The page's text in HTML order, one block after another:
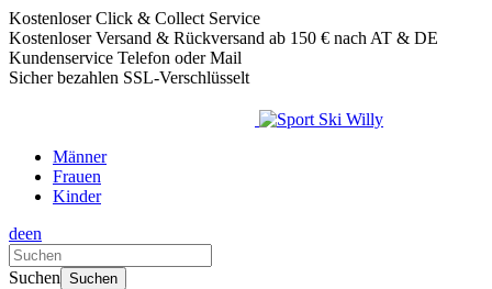
Kostenloser Click & Collect Service
Kostenloser Versand & Rückversand ab 150 € nach AT & DE
Kundenservice Telefon oder Mail
Sicher bezahlen SSL-Verschlüsselt
Männer
Frauen
Kinder
deen
die
Suchen Suchen